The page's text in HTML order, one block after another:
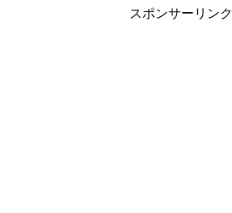
スポンサーリンク